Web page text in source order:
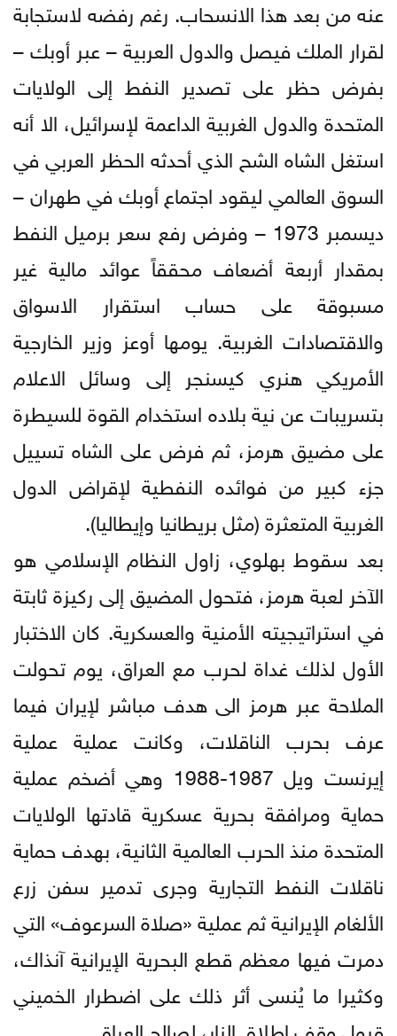
عنه من بعد هذا الانسحاب. رغم رفضه لاستجابة
لقرار الملك فيصل والدول العربية – عبر أوبك –
بفرض حظر على تصدير النفط إلى الولايات
المتحدة والدول الغربية الداعمة لإسرائيل، الا أنه
استغل الشاه الشح الذي أحدثه الحظر العربي في
السوق العالمي ليقود اجتماع أوبك في طهران –
ديسمبر 1973 – وفرض رفع سعر برميل النفط
بمقدار أربعة أضعاف محققاً عوائد مالية غير
مسبوقة على حساب استقرار الاسواق
والاقتصادات الغربية. يومها أوعز وزير الخارجية
الأمريكي هنري كيسنجر إلى وسائل الاعلام
بتسريبات عن نية بلاده استخدام القوة للسيطرة
على مضيق هرمز، ثم فرض على الشاه تسييل
جزء كبير من فوائده النفطية لإقراض الدول
الغربية المتعثرة (مثل بريطانيا وإيطاليا).
بعد سقوط بهلوي، زاول النظام الإسلامي هو
الآخر لعبة هرمز، فتحول المضيق إلى ركيزة ثابتة
في استراتيجيته الأمنية والعسكرية. كان الاختبار
الأول لذلك غداة لحرب مع العراق، يوم تحولت
الملاحة عبر هرمز الى هدف مباشر لإيران فيما
عرف بحرب الناقلات، وكانت عملية عملية
إيرنست ويل 1987-1988 وهي أضخم عملية
حماية ومرافقة بحرية عسكرية قادتها الولايات
المتحدة منذ الحرب العالمية الثانية، بهدف حماية
ناقلات النفط التجارية وجرى تدمير سفن زرع
الألغام الإيرانية ثم عملية «صلاة السرعوف» التي
دمرت فيها معظم قطع البحرية الإيرانية آنذاك،
وكثيرا ما يُنسى أثر ذلك على اضطرار الخميني
قبول وقف إطلاق النار، لصالح العراق.